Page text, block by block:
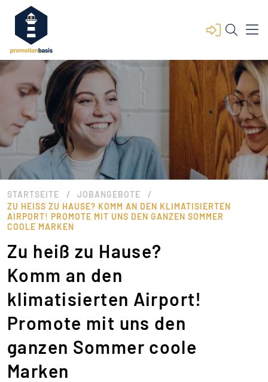
STARTSEITE / JOBANGEBOTE /
ZU HEISS ZU HAUSE? KOMM AN DEN KLIMATISIERTEN A
IRPORT! PROMOTE MIT UNS DEN GANZEN SOMMER C
OOLE MARKEN
Zu heiß zu Hause?
Komm an den
klimatisierten Airport!
Promote mit uns den
ganzen Sommer coole
Marken